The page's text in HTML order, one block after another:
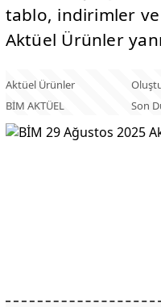
tablo, indirimler
Aktüel Ürünler
Aktüel Ürünler
BİM AKTÜEL
Son